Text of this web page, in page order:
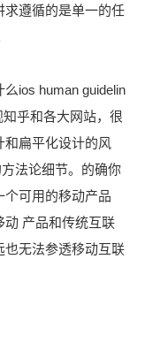
求遵循的是单一的任
ios human guidelin
乎和各大网站，很
扁平化设计的风
法论细节。的确你
个可用的移动产品
动 产品和传统互联
也无法参透移动互联